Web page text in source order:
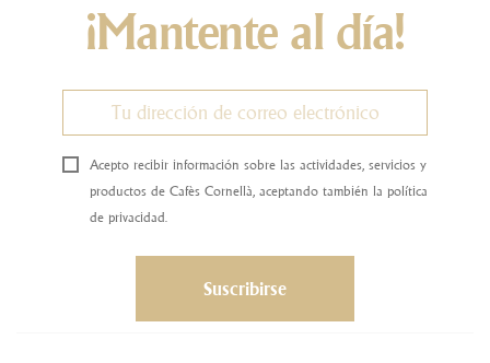
¡Mantente al día!
Acepto recibir información sobre las actividades, servicios y
productos de Cafès Cornellà, aceptando también la política
de privacidad.